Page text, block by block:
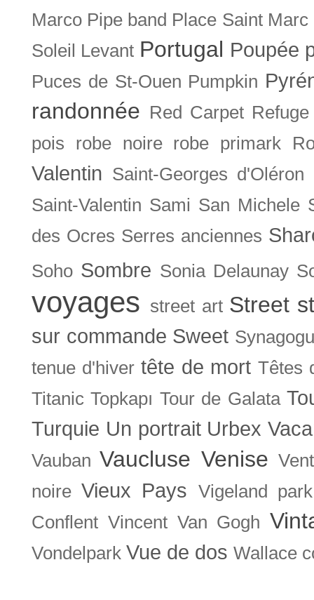
Marco Pipe band Place Saint Marc
Soleil Levant Portugal Poupée
Puces de St-Ouen Pumpkin
randonnée Red Carpet Refuge
pois
robe noire robe primark
Valentin Saint-Georges d'Oléron
Saint-Valentin Sami San Michele
des Ocres Serres anciennes
Soho Sombre Sonia Delaunay
voyages street art Street
sur commande Sweet
tenue d'hiver tête de mort Têtes
Titanic Topkapı Tour de Galata
Turquie Un portrait Urbex
Vauban Vaucluse Venise
noire Vieux Pays
Vigeland park
Conflent Vincent Van Gogh
Vondelpark Vue de dos Wallace